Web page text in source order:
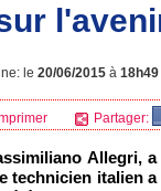
le 20/06/2015 à 18h49
Partager:
Allegri,
italien